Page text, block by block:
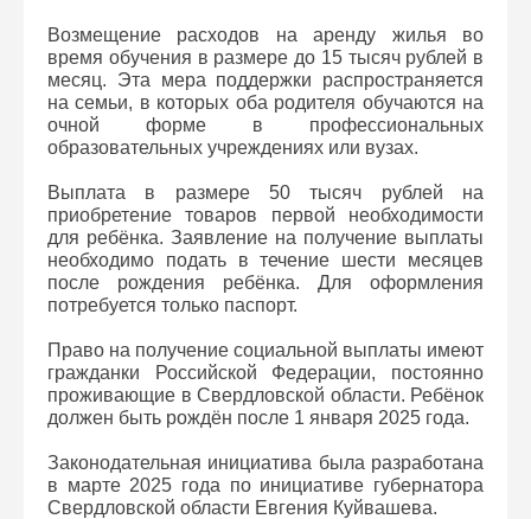
Возмещение расходов на аренду жилья во
время обучения в размере до 15 тысяч рублей в
месяц. Эта мера поддержки распространяется
на семьи, в которых оба родителя обучаются на
очной форме в профессиональных
образовательных учреждениях или вузах.
Выплата в размере 50 тысяч рублей на
приобретение товаров первой необходимости
для ребёнка. Заявление на получение выплаты
необходимо подать в течение шести месяцев
после рождения ребёнка. Для оформления
потребуется только паспорт.
Право на получение социальной выплаты имеют
гражданки Российской Федерации, постоянно
проживающие в Свердловской области. Ребёнок
должен быть рождён после 1 января 2025 года.
Законодательная инициатива была разработана
в марте 2025 года по инициативе губернатора
Свердловской области Евгения Куйвашева.